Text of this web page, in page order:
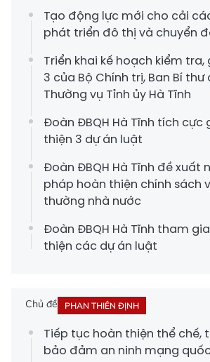
Tạo động lực mới cho cải
phát triển đô thị và chuyển
Triển khai kế hoạch kiểm
3 của Bộ Chính trị, Ban Bí thư
Thường vụ Tỉnh ủy Hà Tĩnh
Đoàn ĐBQH Hà Tĩnh tích cực
thiện 3 dự án luật
Đoàn ĐBQH Hà Tĩnh đề xuất
pháp hoàn thiện chính sách
thường nhà nước
Đoàn ĐBQH Hà Tĩnh tham
thiện các dự án luật
Chủ đề PHAN THIÊN ĐỊNH
Tiếp tục hoàn thiện thể chế,
bảo đảm an ninh mạng